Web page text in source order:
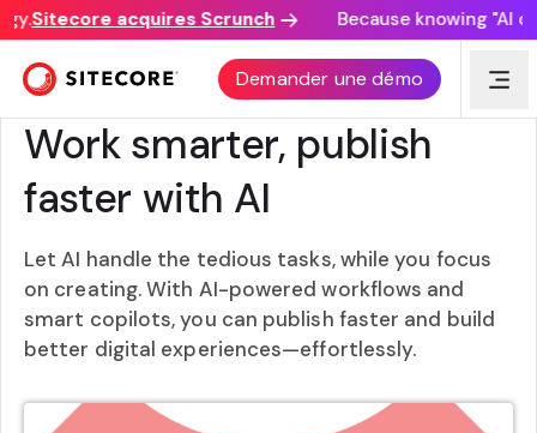
Sitecore acquires Scrunch Because knowing "AI
Demander une démo
XM CLOUD
Work smarter, publish
faster with AI
Let AI handle the tedious tasks, while you focus
on creating. With AI-powered workflows and
smart copilots, you can publish faster and build
better digital experiences—effortlessly.